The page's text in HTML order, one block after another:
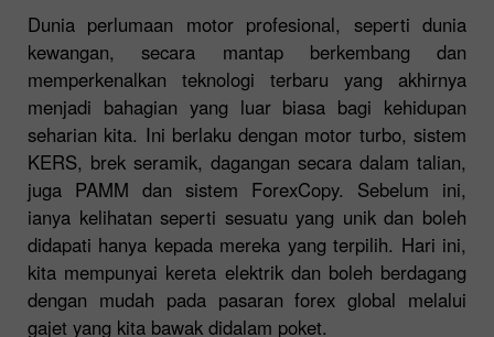
Dunia perlumaan motor profesional, seperti dunia
kewangan, secara mantap berkembang dan
memperkenalkan teknologi terbaru yang akhirnya
menjadi bahagian yang luar biasa bagi kehidupan
seharian kita. Ini berlaku dengan motor turbo, sistem
KERS, brek seramik, dagangan secara dalam talian,
juga PAMM dan sistem ForexCopy. Sebelum ini,
ianya kelihatan seperti sesuatu yang unik dan boleh
didapati hanya kepada mereka yang terpilih. Hari ini,
kita mempunyai kereta elektrik dan boleh berdagang
dengan mudah pada pasaran forex global melalui
gajet yang kita bawak didalam poket.